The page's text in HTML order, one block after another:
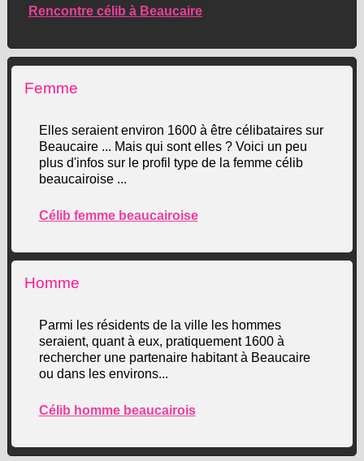
Rencontre célib à Beaucaire
Femme
Elles seraient environ 1600 à être célibataires sur
Beaucaire ... Mais qui sont elles ? Voici un peu
plus d'infos sur le profil type de la femme célib
beaucairoise ...
Célib femme beaucairoise
Homme
Parmi les résidents de la ville les hommes
seraient, quant à eux, pratiquement 1600 à
rechercher une partenaire habitant à Beaucaire
ou dans les environs...
Célib homme beaucairois